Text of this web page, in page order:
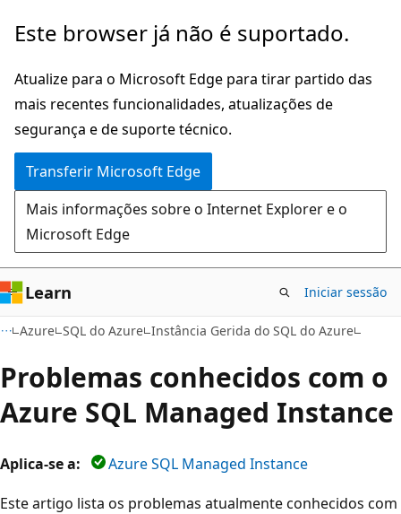
Saltar
o
conteúdo
principal
Este browser já não é suportado.
Atualize para o Microsoft Edge para tirar partido das
mais recentes funcionalidades, atualizações de
segurança e de suporte técnico.
Transferir Microsoft Edge
Mais informações sobre o Internet Explorer e o
Microsoft Edge
Learn Iniciar sessão
Azure SQL do Azure Instância Gerida do SQL do Azure
Problemas conhecidos com o
Azure SQL Managed Instance
Aplica-se a:
Azure SQL Managed Instance
Este artigo lista os problemas atualmente conhecidos com